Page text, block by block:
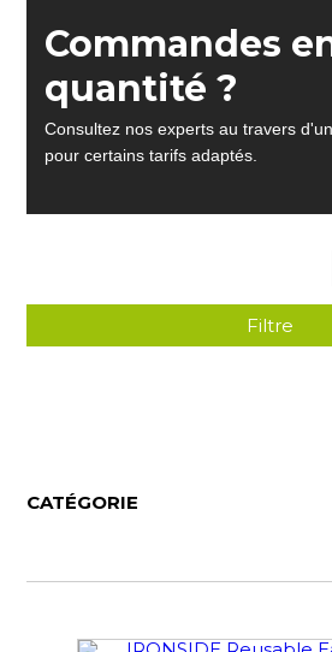
Commandes
quantité ?
Consultez nos experts au travers
pour certains tarifs adaptés.
Filtre
CATÉGORIE